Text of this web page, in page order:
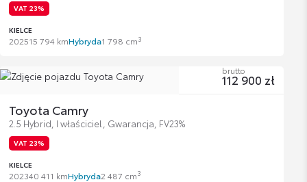
VAT 23%
KIELCE
202515 794 kmHybryda1 798 cm3
Toyota Camry
2.5 Hybrid, I właściciel, Gwarancja, FV23%
VAT 23%
KIELCE
202340 411 kmHybryda2 487 cm3
brutto
112 900 zł